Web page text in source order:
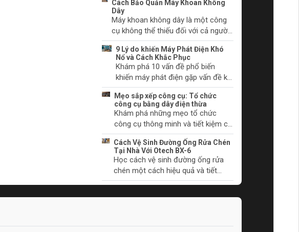
phù hợp và kỹ thuật mài mũi khoan
đúng cách.
Cách Bảo Quản Máy Khoan Không
Dây
Máy khoan không dây là một công
cụ không thể thiếu đối với cả người
làm tự chọn và các chuyên gia. Hãy
tìm hiểu cách chăm sóc máy khoan
không dây của bạn để duy trì hiệu
suất và ngăn chặn sự cố trước khi
chúng bắt đầu.
9 Lý do khiến Máy Phát Điện Khó
Nổ và Cách Khắc Phục
Khám phá 10 vấn đề phổ biến
khiến máy phát điện gặp vấn đề khi
khởi động và cách khắc phục
chúng. Tìm hiểu thêm ngay!
Mẹo sắp xếp công cụ: Tổ chức
công cụ bằng dây điện thừa
Khám phá những mẹo tổ chức
công cụ thông minh và tiết kiệm chi
phí với dây điện thừa. Biến không
gian làm việc của bạn trở nên gọn
gàng và khoa học.
Cách Vệ Sinh Đường Ống Rửa Chén
Tại Nhà Với Otech BX-6
Học cách vệ sinh đường ống rửa
chén một cách hiệu quả và tiết
kiệm thời gian tại nhà với sản phẩm